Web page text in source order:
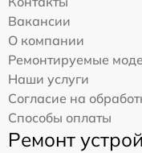
Вакансии
О компании
Ремонтируемые
Наши услуги
Согласие на
Способы оплаты
Ремонт